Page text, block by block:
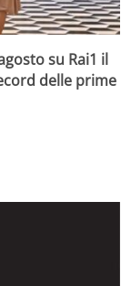
su Rai1 il
delle prime